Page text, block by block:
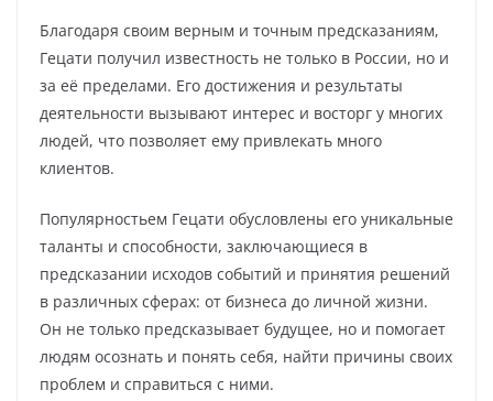
Благодаря своим верным и точным предсказаниям,
Гецати получил известность не только в России, но и
за её пределами. Его достижения и результаты
деятельности вызывают интерес и восторг у многих
людей, что позволяет ему привлекать много
клиентов.
Популярностьем Гецати обусловлены его уникальные
таланты и способности, заключающиеся в
предсказании исходов событий и принятия решений
в различных сферах: от бизнеса до личной жизни.
Он не только предсказывает будущее, но и помогает
людям осознать и понять себя, найти причины своих
проблем и справиться с ними.